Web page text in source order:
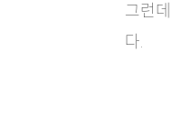
그런
다.